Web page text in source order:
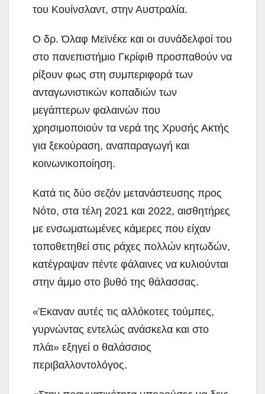
του Κουίνσλαντ, στην Αυστραλία.
Ο δρ. Όλαφ Μεϊνέκε και οι συνάδελφοί του
στο πανεπιστήμιο Γκρίφιθ προσπαθούν να
ρίξουν φως στη συμπεριφορά των
ανταγωνιστικών κοπαδιών των
μεγάπτερων φαλαινών που
χρησιμοποιούν τα νερά της Χρυσής Ακτής
για ξεκούραση, αναπαραγωγή και
κοινωνικοποίηση.
Κατά τις δύο σεζόν μετανάστευσης προς
Νότο, στα τέλη 2021 και 2022, αισθητήρες
με ενσωματωμένες κάμερες που είχαν
τοποθετηθεί στις ράχες πολλών κητωδών,
κατέγραψαν πέντε φάλαινες να κυλιούνται
στην άμμο στο βυθό της θάλασσας.
«Έκαναν αυτές τις αλλόκοτες τούμπες,
γυρνώντας εντελώς ανάσκελα και στο
πλάι» εξηγεί ο θαλάσσιος
περιβαλλοντολόγος.